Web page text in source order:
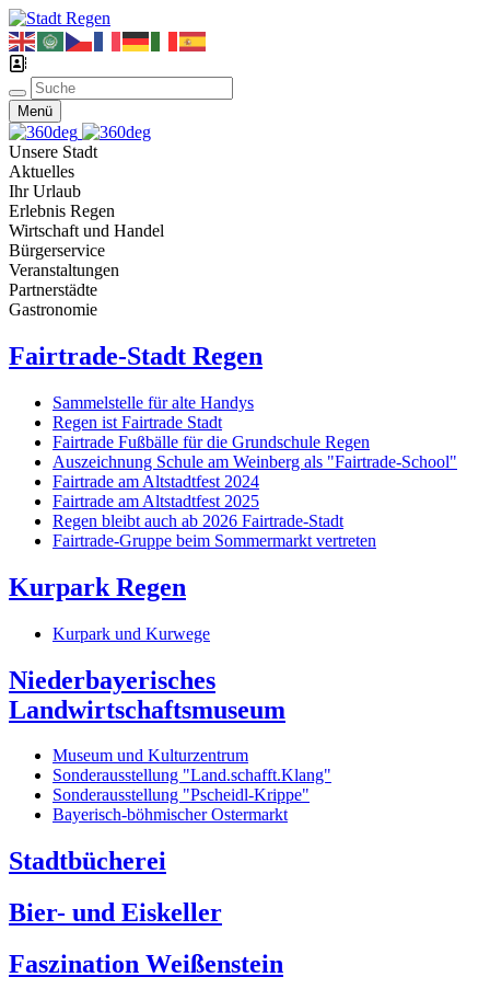
Menü
Unsere Stadt
Aktuelles
Ihr Urlaub
Erlebnis Regen
Wirtschaft und Handel
Bürgerservice
Veranstaltungen
Partnerstädte
Gastronomie
Fairtrade-Stadt Regen
Sammelstelle für alte Handys
Regen ist Fairtrade Stadt
Fairtrade Fußbälle für die Grundschule Regen
Auszeichnung Schule am Weinberg als "Fairtrade-School"
Fairtrade am Altstadtfest 2024
Fairtrade am Altstadtfest 2025
Regen bleibt auch ab 2026 Fairtrade-Stadt
Fairtrade-Gruppe beim Sommermarkt vertreten
Kurpark Regen
Kurpark und Kurwege
Niederbayerisches
Landwirtschaftsmuseum
Museum und Kulturzentrum
Sonderausstellung "Land.schafft.Klang"
Sonderausstellung "Pscheidl-Krippe"
Bayerisch-böhmischer Ostermarkt
Stadtbücherei
Bier- und Eiskeller
Faszination Weißenstein